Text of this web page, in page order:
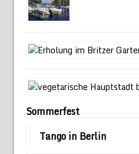
Sommerfest
Tango in Berlin